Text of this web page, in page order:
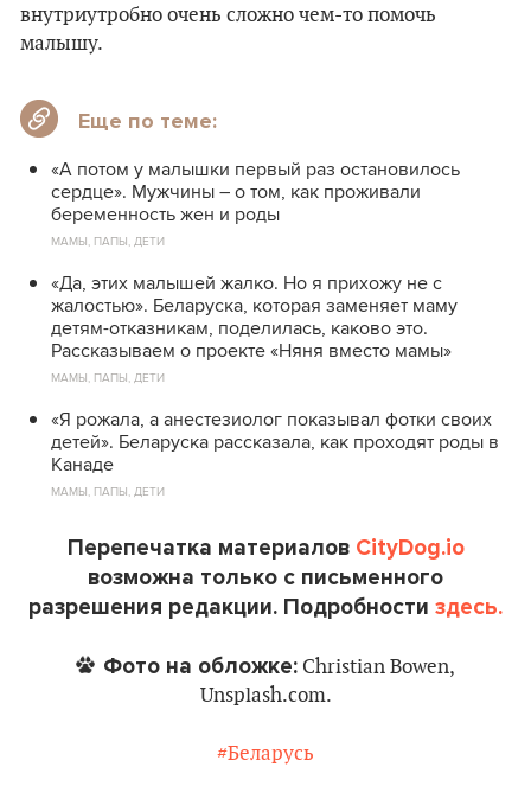
внутриутробно очень сложно чем-то помочь
малышу.
Еще по теме:
«А потом у малышки первый раз остановилось
сердце». Мужчины – о том, как проживали
беременность жен и роды
МАМЫ, ПАПЫ, ДЕТИ
«Да, этих малышей жалко. Но я прихожу не с
жалостью». Беларуска, которая заменяет маму
детям-отказникам, поделилась, каково это.
Рассказываем о проекте «Няня вместо мамы»
МАМЫ, ПАПЫ, ДЕТИ
«Я рожала, а анестезиолог показывал фотки своих
детей». Беларуска рассказала, как проходят роды в
Канаде
МАМЫ, ПАПЫ, ДЕТИ
Перепечатка материалов CityDog.io
возможна только с письменного
разрешения редакции. Подробности здесь.
Фото на обложке: Christian Bowen,
Unsplash.com.
#Беларусь